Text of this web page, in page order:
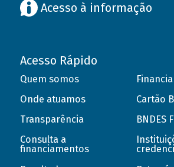
Acesso à informação
Acesso Rápido
Quem somos
Onde atuamos
Transparência
Consulta a
financiamentos
Cartão
BNDES